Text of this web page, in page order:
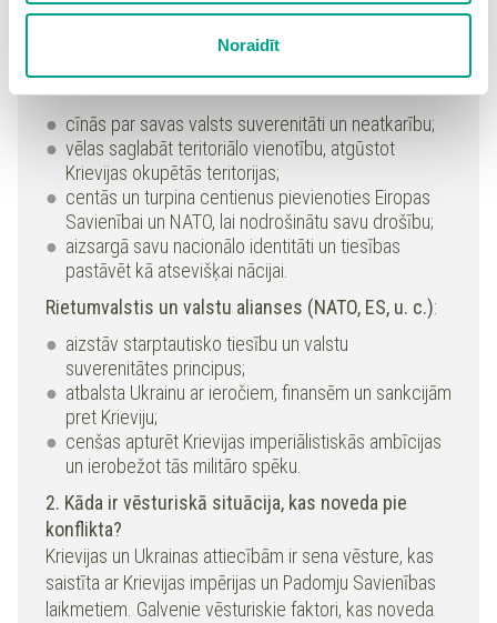
sīkdatņu politikuun ir iespēja atsaukt savu
piekrišanu sadaļā “Sīkdatņu iestatījumi”.
Noraidīt
kā neatkarīgai, demokrātiskai valstij.
cīnās par savas valsts suverenitāti un neatkarību;
vēlas saglabāt teritoriālo vienotību, atgūstot
Krievijas okupētās teritorijas;
centās un turpina centienus pievienoties Eiropas
Savienībai un NATO, lai nodrošinātu savu drošību;
aizsargā savu nacionālo identitāti un tiesības
pastāvēt kā atsevišķai nācijai.
Rietumvalstis un valstu alianses (NATO, ES, u. c.):
aizstāv starptautisko tiesību un valstu
suverenitātes principus;
atbalsta Ukrainu ar ieročiem, finansēm un sankcijām
pret Krieviju;
cenšas apturēt Krievijas imperiālistiskās ambīcijas
un ierobežot tās militāro spēku.
2. Kāda ir vēsturiskā situācija, kas noveda pie
konflikta?
Krievijas un Ukrainas attiecībām ir sena vēsture, kas
saistīta ar Krievijas impērijas un Padomju Savienības
laikmetiem. Galvenie vēsturiskie faktori, kas noveda